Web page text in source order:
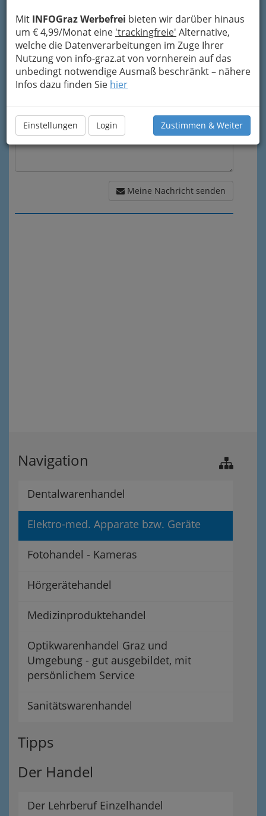
Mit INFOGraz Werbefrei bieten wir darüber hinaus
um € 4,99/Monat eine 'trackingfreie' Alternative,
welche die Datenverarbeitungen im Zuge Ihrer
Nutzung von info-graz.at von vornherein auf das
unbedingt notwendige Ausmaß beschränkt – nähere
Infos dazu finden Sie hier
Einstellungen Login Zustimmen & Weiter
Meine Nachricht
Meine Nachricht senden
Navigation
Dentalwarenhandel
Elektro-med. Apparate bzw. Geräte
Fotohandel - Kameras
Hörgerätehandel
Medizinproduktehandel
Optikwarenhandel Graz und
Umgebung - gut ausgebildet, mit
persönlichem Service
Sanitätswarenhandel
Tipps
Der Handel
Der Lehrberuf Einzelhandel